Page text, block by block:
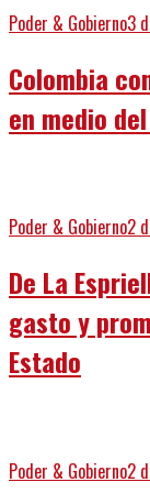
Poder & Gobierno3
Colombia
en medio
Poder & Gobierno2
De La
gasto y
Estado
Poder & Gobierno2